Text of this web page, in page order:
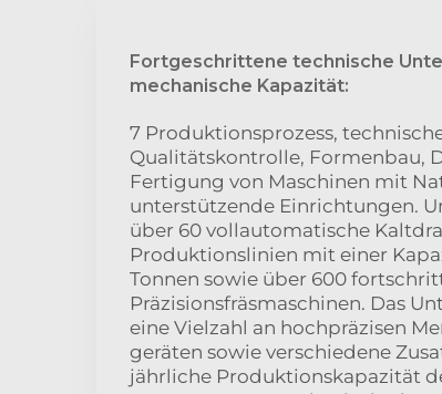
Fortgeschrittene technische
mechanische Kapazität:
7 Produktionsprozess,
Qualitätskontrolle, Formenbau,
Fertigung von Maschinen mit
unterstützende Einrichtungen.
über 60 vollautomatische
Produktionslinien mit einer
Tonnen sowie über 600
Präzisionsfräsmaschinen. Das
eine Vielzahl an hochpräzisen
geräten sowie verschiedene
jährliche Produktionskapazität